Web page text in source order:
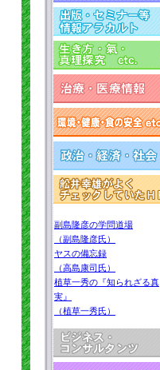
副島隆彦の学問道場
（副島隆彦氏）
ヤスの備忘録
（高島康司氏）
植草一秀の『知られざる真
実』
（植草一秀氏）